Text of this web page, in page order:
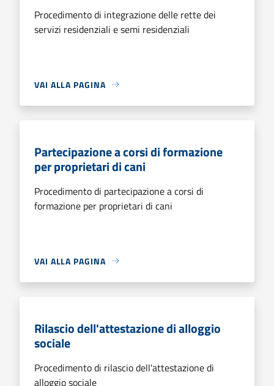
Procedimento di integrazione delle rette dei
servizi residenziali e semi residenziali
VAI ALLA PAGINA
Partecipazione a corsi di formazione
per proprietari di cani
Procedimento di partecipazione a corsi di
formazione per proprietari di cani
VAI ALLA PAGINA
Rilascio dell'attestazione di alloggio
sociale
Procedimento di rilascio dell'attestazione di
alloggio sociale